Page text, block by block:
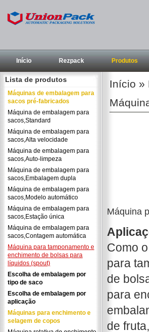
Início Rezpack Produtos
Lista de produtos
Máquinas de embalagem para
sacos pré-fabricados
Máquina de embalagem para
sacos,Standard
Máquina de embalagem para
sacos,Alta velocidade
Máquina de embalagem para
sacos,Auto-limpeza
Máquina de embalagem para
sacos,Embalagem dupla
Máquina de embalagem para
sacos,Modelo automático
Máquina de embalagem para
sacos,Estação única
Máquina de embalagem para
sacos,Contagem automática
Máquina para tamponamento e
enchimento de bolsas para
líquidos (spout)
Escolha de embalagem por
tipo de saco
Escolha de embalagem por
aplicação
Máquinas para enchimento e
selagem de copos
Início »
Máquina
Como
para
de
para
de